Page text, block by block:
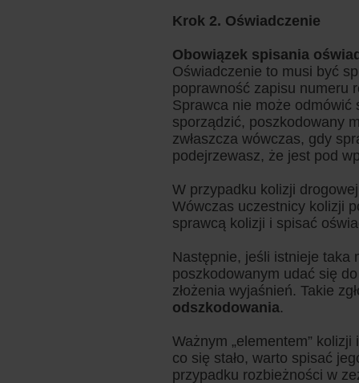
Krok 2. Oświadczenie
Obowiązek spisania
Oświadczenie to musi być
poprawność zapisu numeru
Sprawca nie może
sporządzić, poszkodowany
zwłaszcza wówczas, gdy
podejrzewasz, że jest pod
W przypadku kolizji
Wówczas uczestnicy kolizji
sprawcą kolizji i spisać
Następnie, jeśli istnieje taka
poszkodowanym udać się
złożenia wyjaśnień. Takie
odszkodowania.
Ważnym „elementem”
co się stało, warto spisać
przypadku rozbieżności w